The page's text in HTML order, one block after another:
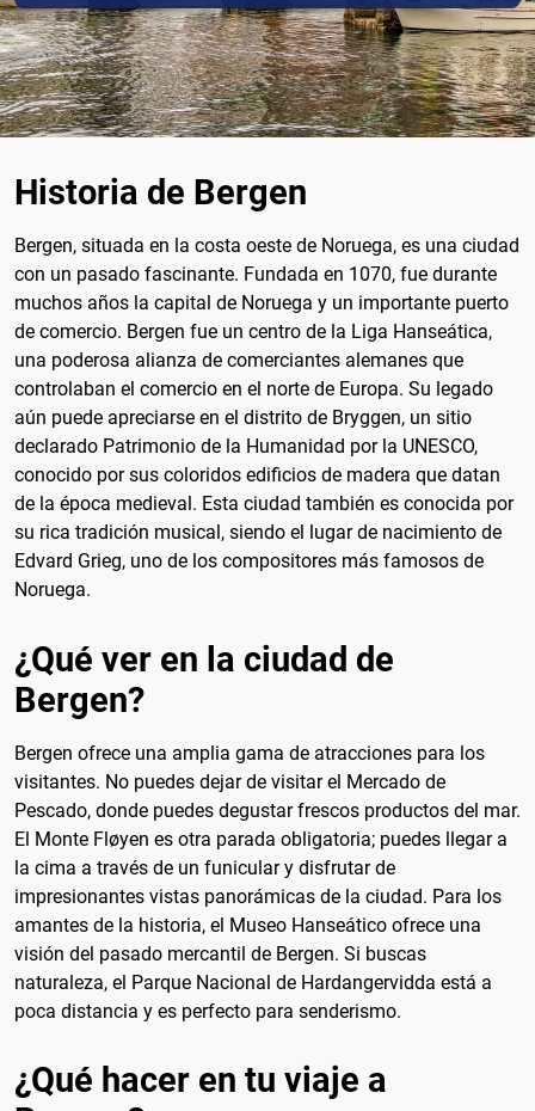
Historia de Bergen
Bergen, situada en la costa oeste de Noruega, es una ciudad
con un pasado fascinante. Fundada en 1070, fue durante
muchos años la capital de Noruega y un importante puerto
de comercio. Bergen fue un centro de la Liga Hanseática,
una poderosa alianza de comerciantes alemanes que
controlaban el comercio en el norte de Europa. Su legado
aún puede apreciarse en el distrito de Bryggen, un sitio
declarado Patrimonio de la Humanidad por la UNESCO,
conocido por sus coloridos edificios de madera que datan
de la época medieval. Esta ciudad también es conocida por
su rica tradición musical, siendo el lugar de nacimiento de
Edvard Grieg, uno de los compositores más famosos de
Noruega.
¿Qué ver en la ciudad de
Bergen?
Bergen ofrece una amplia gama de atracciones para los
visitantes. No puedes dejar de visitar el Mercado de
Pescado, donde puedes degustar frescos productos del mar.
El Monte Fløyen es otra parada obligatoria; puedes llegar a
la cima a través de un funicular y disfrutar de
impresionantes vistas panorámicas de la ciudad. Para los
amantes de la historia, el Museo Hanseático ofrece una
visión del pasado mercantil de Bergen. Si buscas
naturaleza, el Parque Nacional de Hardangervidda está a
poca distancia y es perfecto para senderismo.
¿Qué hacer en tu viaje a